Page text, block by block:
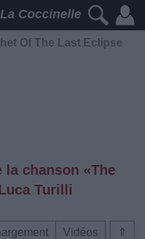
La Coccinelle
Of The Last Eclipse
chanson «The
Turilli
⇑
Vidéos